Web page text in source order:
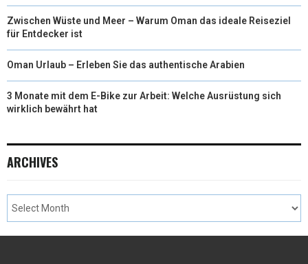
Zwischen Wüste und Meer – Warum Oman das ideale Reiseziel
für Entdecker ist
Oman Urlaub – Erleben Sie das authentische Arabien
3 Monate mit dem E-Bike zur Arbeit: Welche Ausrüstung sich
wirklich bewährt hat
ARCHIVES